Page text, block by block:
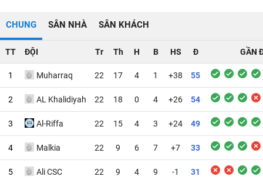
CHUNG SÂN NHÀ SÂN KHÁCH
TT ĐỘI Tr Th H B HS Đ GẦN
1 Muharraq 22 17 4 1 +38 55
2 AL Khalidiyah 22 18 0 4 +26 54
3 Al-Riffa 22 15 4 3 +24 49
4 Malkia 22 9 6 7 +7 33
5 Ali CSC 22 9 4 9 -1 31